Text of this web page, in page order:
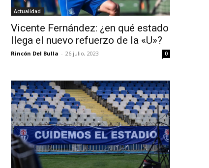
Actualidad
Vicente Fernández: ¿en qué estado
llega el nuevo refuerzo de la «U»?
Rincón Del Bulla - 26 julio, 2023 0